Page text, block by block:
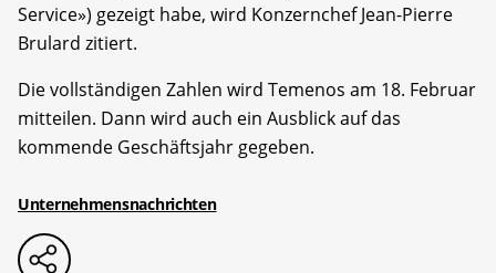
Service») gezeigt habe, wird Konzernchef Jean-Pierre
Brulard zitiert.
Die vollständigen Zahlen wird Temenos am 18. Februar
mitteilen. Dann wird auch ein Ausblick auf das
kommende Geschäftsjahr gegeben.
Unternehmensnachrichten